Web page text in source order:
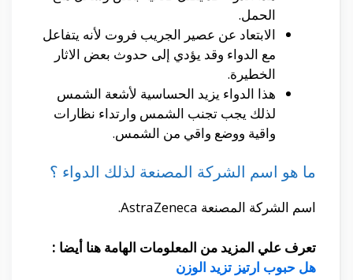
الحمل.
الابتعاد عن عصير الجريب فروت لأنه يتفاعل
مع الدواء وقد يؤدي إلى حدوث بعض الاثار
الخطيرة.
هذا الدواء يزيد الحساسية لأشعة الشمس
لذلك يجب تجنب الشمس وارتداء نظارات
واقية ووضع واقي من الشمس.
ما هو اسم الشركة المصنعة لذلك الدواء ؟
اسم الشركة المصنعة AstraZeneca.
تعرف علي المزيد من المعلومات الهامة هنا أيضا :
هل حبوب ارتيز تزيد الوزن